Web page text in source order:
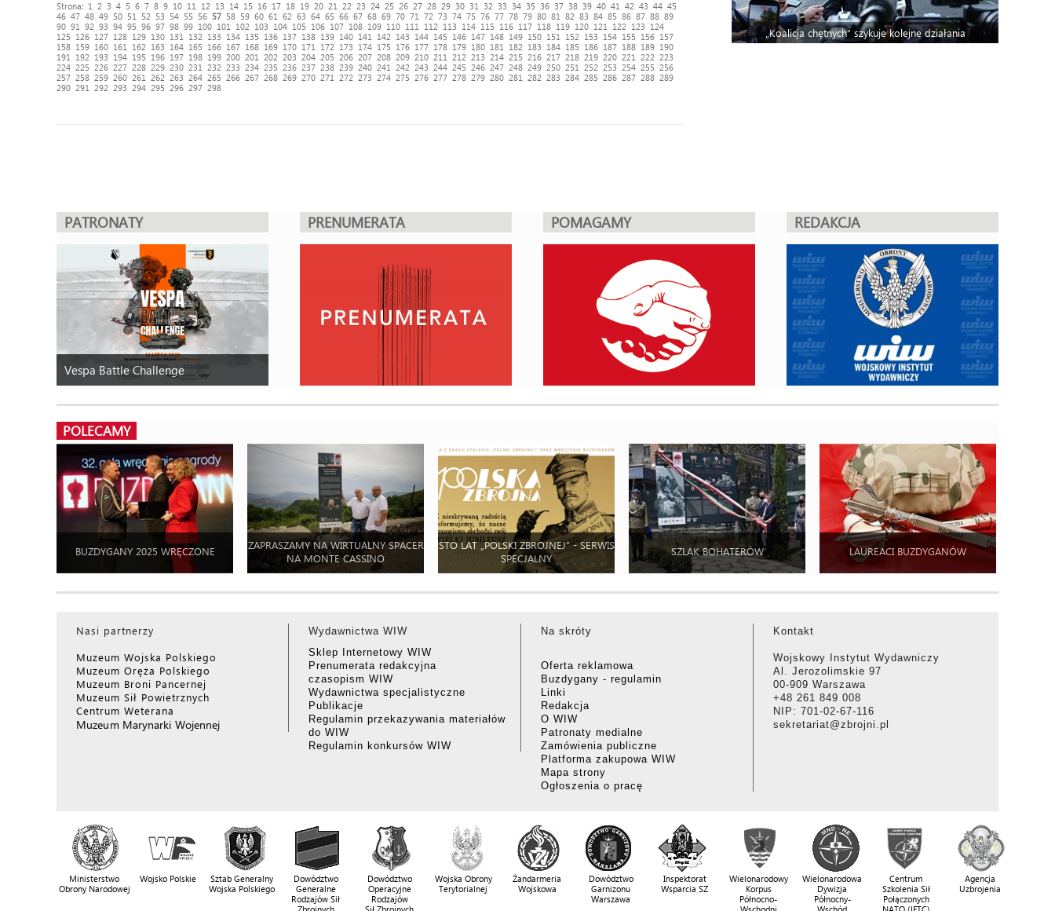
Strona: 1 2 3 4 5 6 7 8 9 10 11 12 13 14 15 16 17 18 19 20 21 22 23 24 25 26 27 28 29 30 31 32 33 34 35 36 37 38 39 40 41 42 43 44 45
46 47 48 49 50 51 52 53 54 55 56 57 58 59 60 61 62 63 64 65 66 67 68 69 70 71 72 73 74 75 76 77 78 79 80 81 82 83 84 85 86 87 88 89
90 91 92 93 94 95 96 97 98 99 100 101 102 103 104 105 106 107 108 109 110 111 112 113 114 115 116 117 118 119 120 121 122 123
124
125
126 127 128 129 130 131 132 133 134 135 136 137 138 139 140 141 142 143 144 145 146 147 148 149 150 151 152 153 154 155 156 157
158 159 160 161 162 163 164 165 166 167 168 169 170 171 172 173 174 175 176 177 178 179 180 181 182 183 184 185 186 187 188 189 190
191
192 193 194 195 196 197 198 199 200 201 202 203 204 205 206 207 208 209 210 211 212 213 214 215 216 217 218 219 220 221 222
223
224 225 226 227 228 229 230 231 232 233 234 235 236 237 238 239 240 241 242 243 244 245 246 247 248 249 250 251 252 253 254 255
256
257 258 259 260 261 262 263 264 265 266 267 268 269 270 271 272 273 274 275 276 277 278 279 280 281 282 283 284 285 286 287 288 289
290 291 292 293 294 295 296 297 298
„Koalicja chętnych” szykuje kolejne działania
PATRONATY
Vespa Battle Challenge
PRENUMERATA POMAGAMY REDAKCJA
POLECAMY
BUZDYGANY 2025 WRĘCZONE
ZAPRASZAMY NA WIRTUALNY SPACER
NA MONTE CASSINO
STO LAT „POLSKI ZBROJNEJ” - SERWIS
SPECJALNY
SZLAK BOHATERÓW LAUREACI BUZDYGANÓW
Nasi partnerzy
Muzeum Wojska Polskiego
Muzeum Oręża Polskiego
Muzeum Broni Pancernej
Muzeum Sił Powietrznych
Centrum Weterana
Muzeum Marynarki Wojennej
Wydawnictwa WIW
Sklep Internetowy WIW
Prenumerata redakcyjna
czasopism WIW
Wydawnictwa specjalistyczne
Publikacje
Regulamin przekazywania materiałów
do WIW
Regulamin konkursów WIW
Na skróty
Oferta reklamowa
Buzdygany - regulamin
Linki
Redakcja
O WIW
Patronaty medialne
Zamówienia publiczne
Platforma zakupowa WIW
Mapa strony
Ogłoszenia o pracę
Kontakt
Wojskowy Instytut Wydawniczy
Al. Jerozolimskie 97
00-909 Warszawa
+48 261 849 008
NIP: 701-02-67-116
sekretariat@zbrojni.pl
Ministerstwo
Obrony Narodowej
Wojsko Polskie
Sztab Generalny
Wojska Polskiego
Dowództwo
Generalne
Rodzajów Sił
Dowództwo
Operacyjne
Rodzajów
Wojska Obrony
Terytorialnej
Żandarmeria
Wojskowa
Dowództwo
Garnizonu
Warszawa
Inspektorat
Wsparcia SZ
Wielonarodowy
Korpus
Północno-
Wielonarodowa
Dywizja
Północny-
Centrum
Szkolenia Sił
Połączonych
Agencja
Uzbrojenia